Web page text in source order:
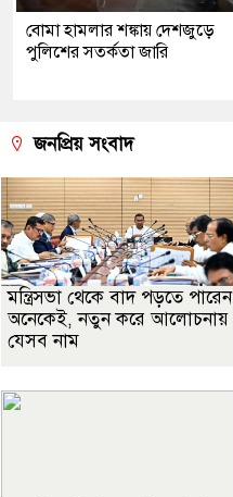
বোমা হামলার শঙ্কায় দেশজুড়ে
পুলিশের সতর্কতা জারি
জনপ্রিয় সংবাদ
মন্ত্রিসভা থেকে বাদ পড়তে পারেন
অনেকেই, নতুন করে আলোচনায়
যেসব নাম